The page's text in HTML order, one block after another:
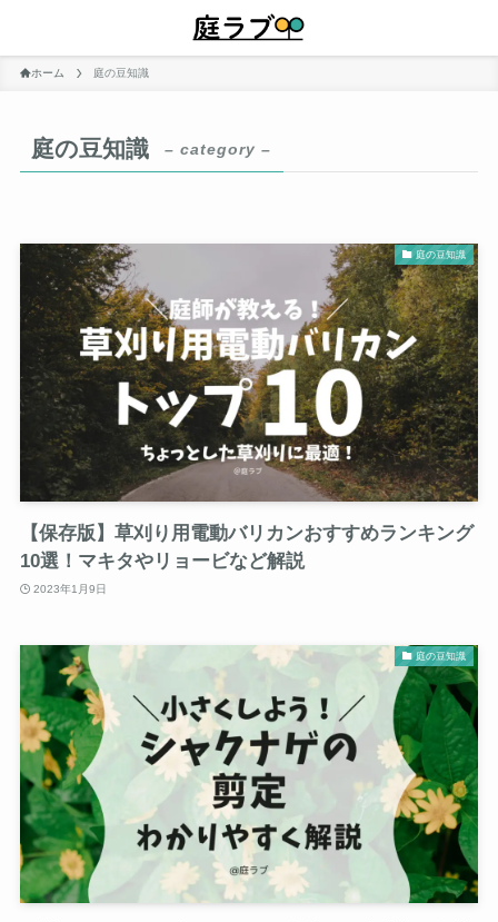
ホーム 庭の豆知識
庭の豆知識 – category –
庭の豆知識
【保存版】草刈り用電動バリカンおすすめランキング
10選！マキタやリョービなど解説
2023年1月9日
庭の豆知識